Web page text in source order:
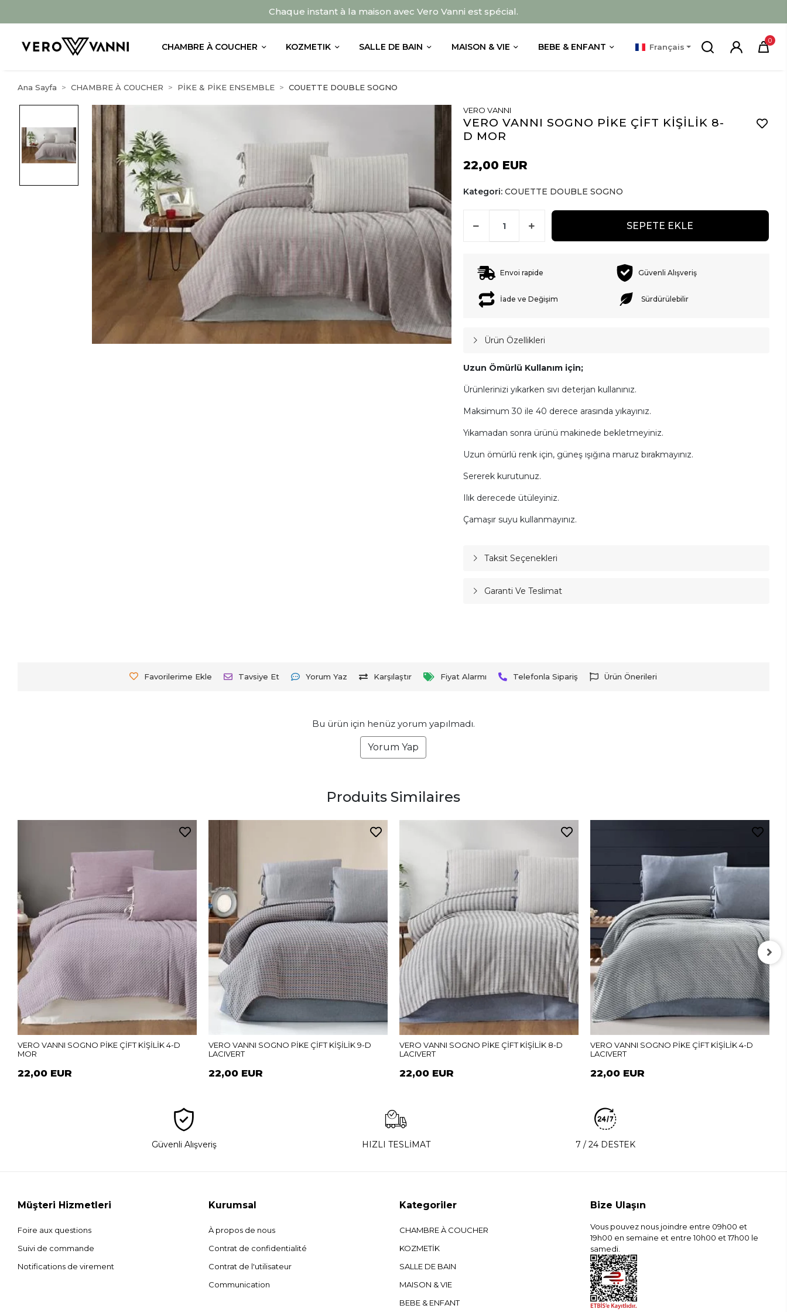
Chaque instant à la maison avec Vero Vanni est spécial.
CHAMBRE À COUCHER KOZMETIK SALLE DE BAIN MAISON & VIE BEBE & ENFANT Français
0
Ana Sayfa CHAMBRE À COUCHER PİKE & PİKE ENSEMBLE COUETTE DOUBLE SOGNO
VERO VANNI
VERO VANNI SOGNO PİKE ÇİFT KİŞİLİK 8-
D MOR
22,00 EUR
Kategori: COUETTE DOUBLE SOGNO
SEPETE EKLE
Envoi rapide Güvenli Alışveriş
İade ve Değişim Sürdürülebilir
Ürün Özellikleri
Uzun Ömürlü Kullanım için;
Ürünlerinizi yıkarken sıvı deterjan kullanınız.
Maksimum 30 ile 40 derece arasında yıkayınız.
Yıkamadan sonra ürünü makinede bekletmeyiniz.
Uzun ömürlü renk için, güneş ışığına maruz bırakmayınız.
Sererek kurutunuz.
Ilık derecede ütüleyiniz.
Çamaşır suyu kullanmayınız.
Taksit Seçenekleri
Garanti Ve Teslimat
Favorilerime Ekle Tavsiye Et Yorum Yaz Karşılaştır Fiyat Alarmı Telefonla Sipariş Ürün Önerileri
Bu ürün için henüz yorum yapılmadı.
Yorum Yap
Produits Similaires
VERO VANNI SOGNO PİKE ÇİFT KİŞİLİK 4-D
MOR
22,00 EUR
VERO VANNI SOGNO PİKE ÇİFT KİŞİLİK 9-D
LACIVERT
22,00 EUR
VERO VANNI SOGNO PİKE ÇİFT KİŞİLİK 8-D
LACIVERT
22,00 EUR
VERO VANNI SOGNO PİKE ÇİFT KİŞİLİK 4-D
LACIVERT
22,00 EUR
Güvenli Alışveriş HIZLI TESLİMAT 7 / 24 DESTEK
Müşteri Hizmetleri
Foire aux questions
Suivi de commande
Notifications de virement
Kurumsal
À propos de nous
Contrat de confidentialité
Contrat de l'utilisateur
Communication
Kategoriler
CHAMBRE À COUCHER
KOZMETİK
SALLE DE BAIN
MAISON & VIE
BEBE & ENFANT
Bize Ulaşın
Vous pouvez nous joindre entre 09h00 et
19h00 en semaine et entre 10h00 et 17h00 le
samedi.